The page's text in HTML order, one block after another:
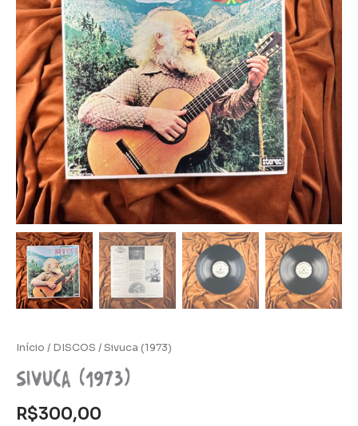
Início / DISCOS / Sivuca (1973)
Sivuca (1973)
R$300,00